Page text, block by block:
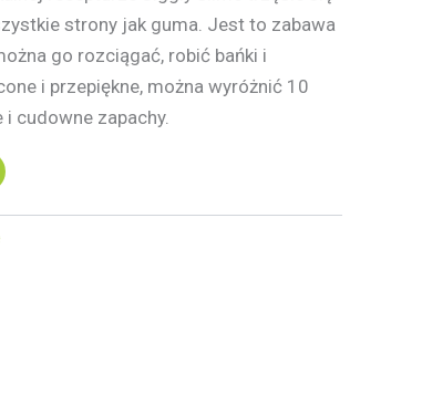
strony jak guma. Jest to zabawa
go rozciągać, robić bańki i
i przepiękne, można wyróżnić 10
cudowne zapachy.